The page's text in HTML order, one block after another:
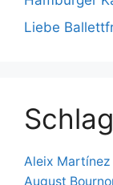
Liebe
Aleix Martínez
August